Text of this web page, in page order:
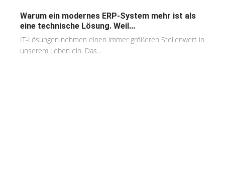
Warum ein modernes ERP-System mehr ist als
eine technische Lösung. Weil...
IT-Lösungen nehmen einen immer größeren Stellenwert in
unserem Leben ein. Das...